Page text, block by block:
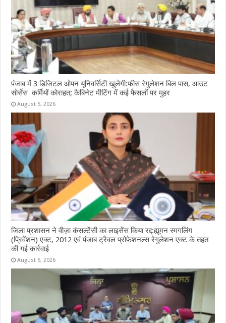
पंजाब में 3 डिजिटल ओपन यूनिवर्सिटी खुलेगी:फीस रेगुलेशन बिल पास, आउट
सोर्सेस कर्मियों कोराहत; कैबिनेट मीटिंग में कई फैसलों पर मुहर
August 5, 2026
जिला प्रशासन ने वीज़ा कंसल्टेंसी का लाइसेंस किया रद्द:ह्यूमन स्मगलिंग
(प्रिवेंशन) एक्ट, 2012 एवं पंजाब ट्रैवल प्रोफेशनल्स रेगुलेशन एक्ट के तहत
की गई कार्रवाई
August 5, 2026